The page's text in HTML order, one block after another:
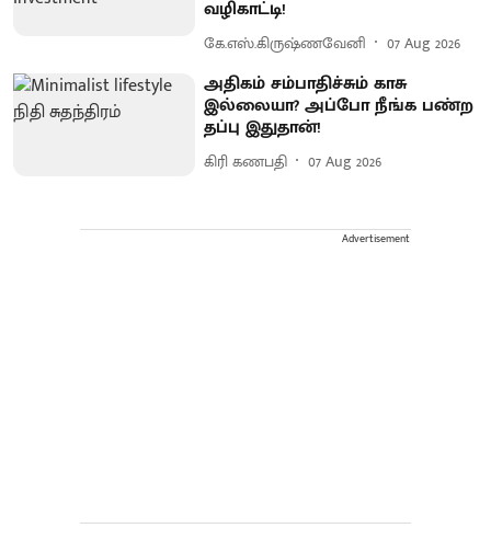
வழிகாட்டி!
கே.எஸ்.கிருஷ்ணவேனி 07 Aug 2026
அதிகம் சம்பாதிச்சும் காசு
இல்லையா? அப்போ நீங்க பண்ற
தப்பு இதுதான்!
கிரி கணபதி 07 Aug 2026
Advertisement